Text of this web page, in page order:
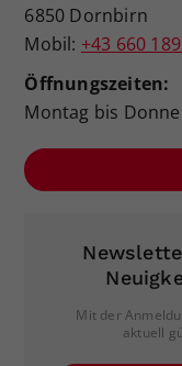
6850 Dornbirn
Mobil: +43 660
Öffnungszeiten:
Montag bis
Mit der
aktuell